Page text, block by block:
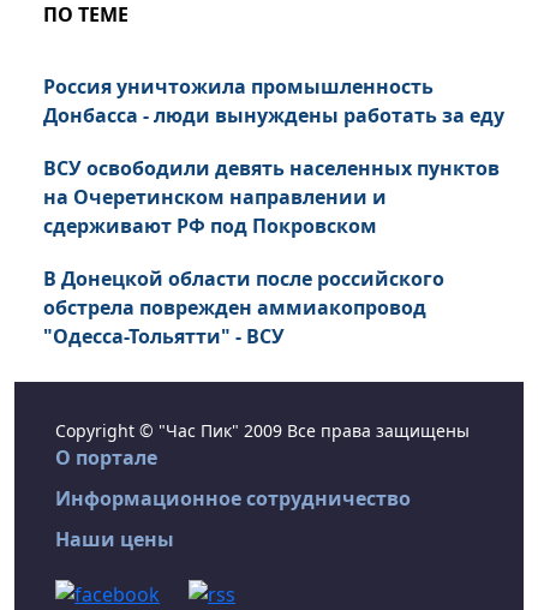
ПО ТЕМЕ
Россия уничтожила промышленность
Донбасса - люди вынуждены работать за еду
ВСУ освободили девять населенных пунктов
на Очеретинском направлении и
сдерживают РФ под Покровском
В Донецкой области после российского
обстрела поврежден аммиакопровод
"Одесса-Тольятти" - ВСУ
Copyright © "Час Пик" 2009 Все права защищены
О портале
Информационное сотрудничество
Наши цены